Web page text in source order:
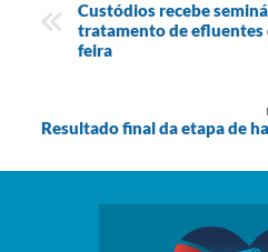
Custódios recebe
tratamento de
feira
Resultado final da etapa de